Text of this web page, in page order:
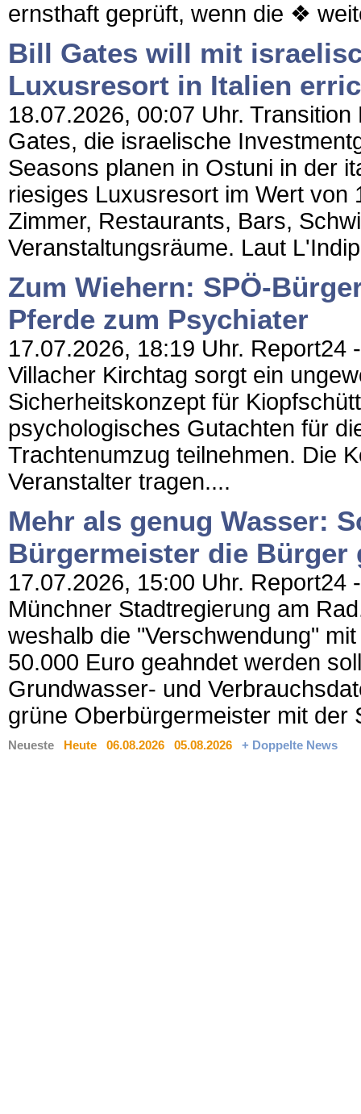
ernsthaft geprüft, wenn die ❖
Bill Gates will mit
Luxusresort in Italien
18.07.2026, 00:07 Uhr.
Gates, die israelische
Seasons planen in Ostuni in der
riesiges Luxusresort im Wert von
Zimmer, Restaurants, Bars,
Veranstaltungsräume. Laut
Zum Wiehern: SPÖ-
Pferde zum Psychiater
17.07.2026, 18:19 Uhr.
Villacher Kirchtag sorgt ein
Sicherheitskonzept für
psychologisches Gutachten für
Trachtenumzug teilnehmen. Die
Veranstalter tragen....
Mehr als genug Wasser:
Bürgermeister die Bürger
17.07.2026, 15:00 Uhr.
Münchner Stadtregierung am
weshalb die "Verschwendung"
50.000 Euro geahndet werden
Grundwasser- und
grüne Oberbürgermeister mit der
Neueste Heute 06.08.2026 05.08.2026 + Doppelte News